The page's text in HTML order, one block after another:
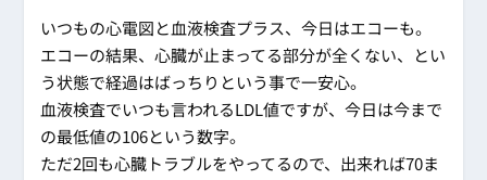
いつもの心電図と血液検査プラス、今日はエコーも。
エコーの結果、心臓が止まってる部分が全くない、とい
う状態で経過はばっちりという事で一安心。
血液検査でいつも言われるLDL値ですが、今日は今まで
の最低値の106という数字。
ただ2回も心臓トラブルをやってるので、出来れば70ま